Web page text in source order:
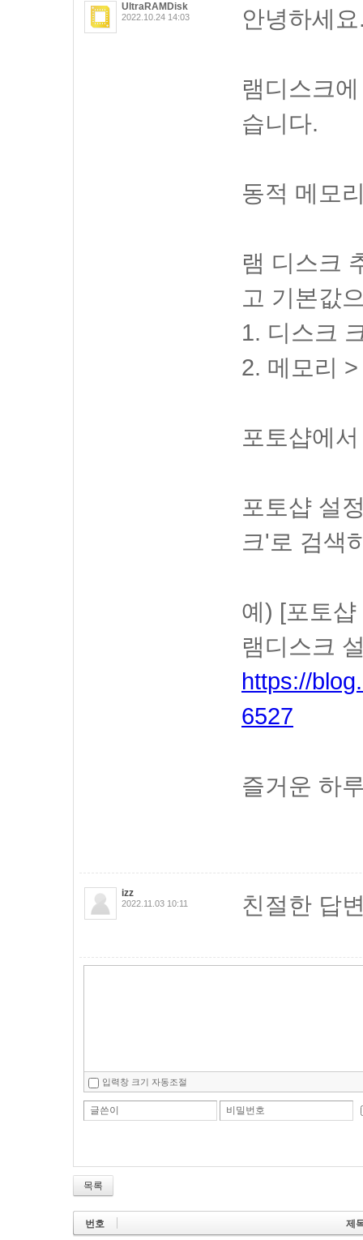
UltraRAMDisk
2022.10.24 14:03 안녕하세
램디스크
습니다.
동적 메모
램 디스크
고 기본값
1. 디스크
2. 메모리
포토샵에
포토샵 설
크'로 검색
예) [포토
램디스크
https://
6527
즐거운 하
izz
2022.11.03 10:11 친절한 답
입력창 크기 자동조절
글쓴이 비밀번호
목록
번호 제